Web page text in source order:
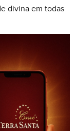
divina em todas